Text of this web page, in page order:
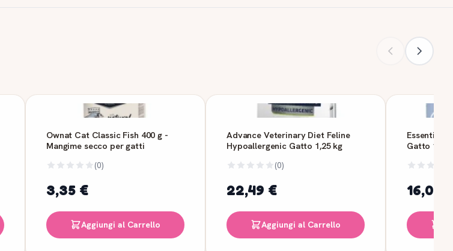
Ownat Cat Classic Fish 400 g -
Mangime secco per gatti
(0)
3,35 €
Aggiungi al Carrello
Advance Veterinary Diet Feline
Hypoallergenic Gatto 1,25 kg
(0)
22,49 €
Aggiungi al Carrello
Essentia
Gatto 1,5
16,09